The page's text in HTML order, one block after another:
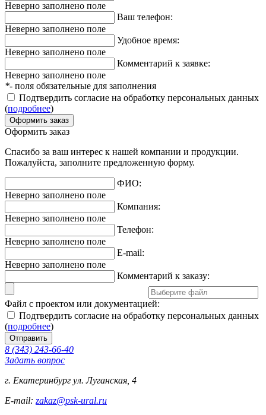
Неверно заполнено поле
Ваш телефон:
Неверно заполнено поле
Удобное время:
Неверно заполнено поле
Комментарий к заявке:
Неверно заполнено поле
*- поля обязательные для заполнения
Подтвердить согласие на обработку персональных данных
(подробнее)
Оформить заказ
Спасибо за ваш интерес к нашей компании и продукции.
Пожалуйста, заполните предложенную форму.
ФИО:
Неверно заполнено поле
Компания:
Неверно заполнено поле
Телефон:
Неверно заполнено поле
E-mail:
Неверно заполнено поле
Комментарий к заказу:
Файл с проектом или документацией:
Подтвердить согласие на обработку персональных данных
(подробнее)
8 (343) 243-66-40
Задать вопрос
г. Екатеринбург ул. Луганская, 4
E-mail: zakaz@psk-ural.ru